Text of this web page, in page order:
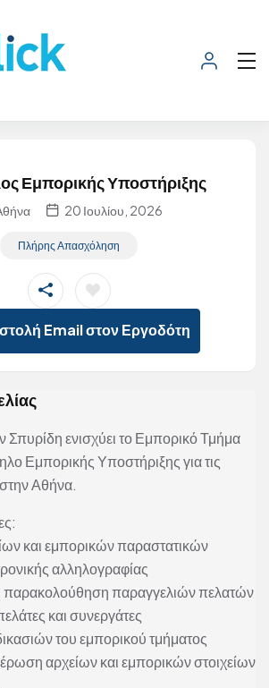
Εμπορικής Υποστήριξης
20 Ιουλίου, 2026
Πλήρης Απασχόληση
Email στον Εργοδότη
Σπυρίδη ενισχύει το Εμπορικό Τμήμα
Εμπορικής Υποστήριξης για τις
Αθήνα.
και εμπορικών παραστατικών
αλληλογραφίας
παραγγελιών πελατών
και συνεργάτες
του εμπορικού τμήματος
αρχείων και εμπορικών στοιχείων